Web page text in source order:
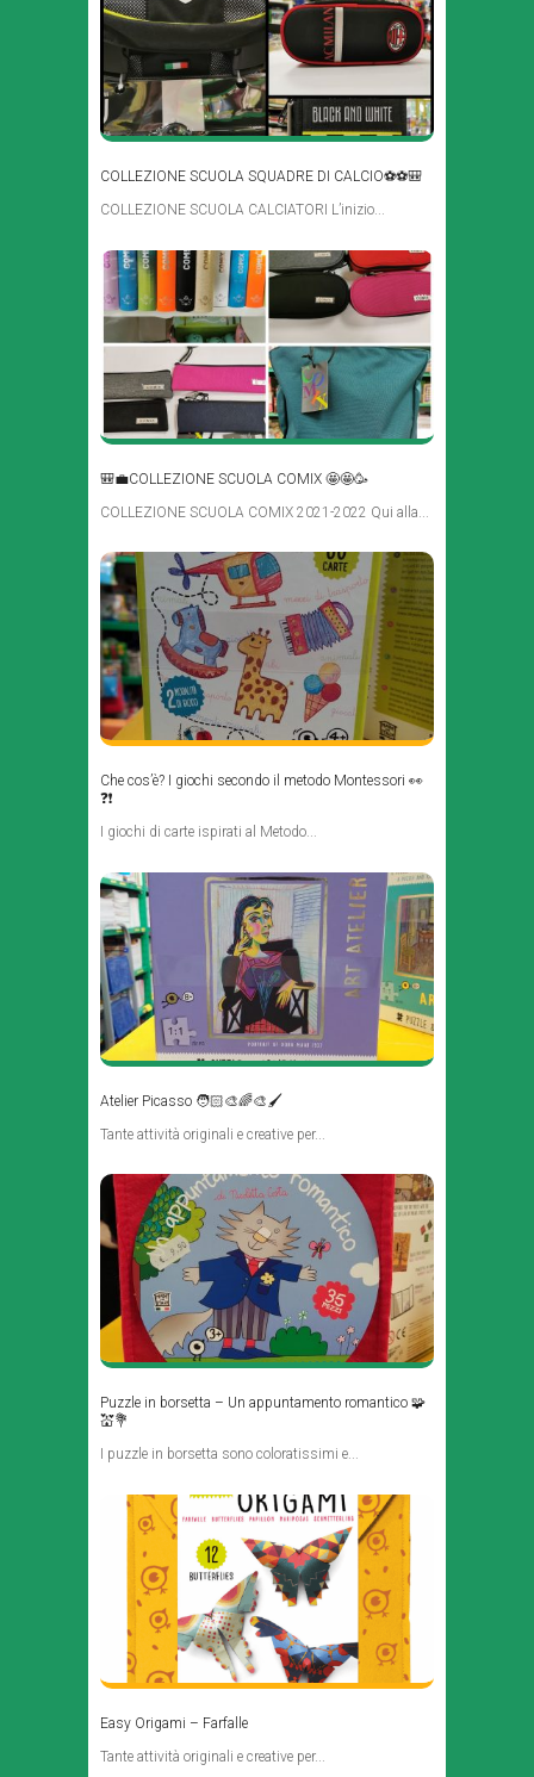
COLLEZIONE SCUOLA SQUADRE DI CALCIO⚽⚽🎒
COLLEZIONE SCUOLA CALCIATORI L’inizio...
🎒💼COLLEZIONE SCUOLA COMIX 🤩🤩🥳
COLLEZIONE SCUOLA COMIX 2021-2022 Qui alla...
Che cos’è? I giochi secondo il metodo Montessori 👀
❓❗
I giochi di carte ispirati al Metodo...
Atelier Picasso 🧑🏻‍🎨🌈🎨🖌️
Tante attività originali e creative per...
Puzzle in borsetta – Un appuntamento romantico 🧩
💒💐
I puzzle in borsetta sono coloratissimi e...
Easy Origami – Farfalle
Tante attività originali e creative per...